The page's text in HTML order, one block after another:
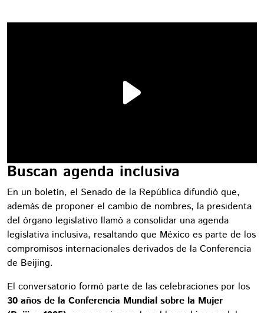
Buscan agenda inclusiva
En un boletín, el Senado de la República difundió que,
además de proponer el cambio de nombres, la presidenta
del órgano legislativo llamó a consolidar una agenda
legislativa inclusiva, resaltando que México es parte de los
compromisos internacionales derivados de la Conferencia
de Beijing.
El conversatorio formó parte de las celebraciones por los
30 años de la Conferencia Mundial sobre la Mujer